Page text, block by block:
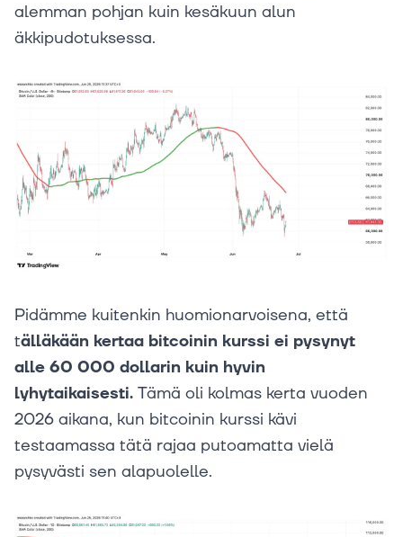
alemman pohjan kuin kesäkuun alun
äkkipudotuksessa.
Pidämme kuitenkin huomionarvoisena, että
tälläkään kertaa bitcoinin kurssi ei pysynyt
alle 60 000 dollarin kuin hyvin
lyhytaikaisesti. Tämä oli kolmas kerta vuoden
2026 aikana, kun bitcoinin kurssi kävi
testaamassa tätä rajaa putoamatta vielä
pysyvästi sen alapuolelle.